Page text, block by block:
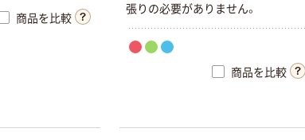
商品を比較
張りの必要がありません。
商品を比較